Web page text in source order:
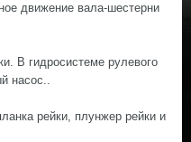
движение вала-шестерни
В гидросистеме рулевого
насос..
рейки, плунжер рейки и